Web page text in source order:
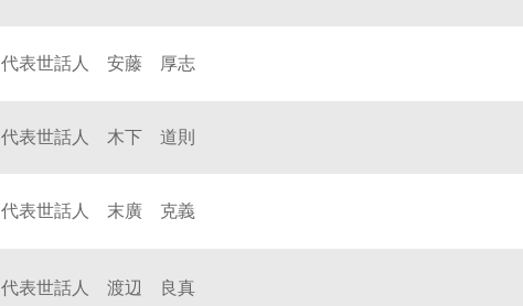
代表世話人 安藤 厚志
代表世話人 木下 道則
代表世話人 末廣 克義
代表世話人 渡辺 良真